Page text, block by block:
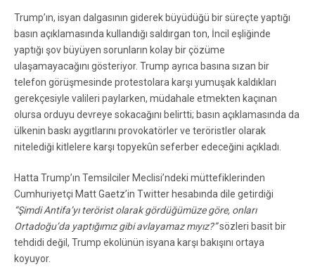
Trump’ın, isyan dalgasının giderek büyüdüğü bir süreçte yaptığı
basın açıklamasında kullandığı saldırgan ton, İncil eşliğinde
yaptığı şov büyüyen sorunların kolay bir çözüme
ulaşamayacağını gösteriyor. Trump ayrıca basına sızan bir
telefon görüşmesinde protestolara karşı yumuşak kaldıkları
gerekçesiyle valileri paylarken, müdahale etmekten kaçınan
olursa orduyu devreye sokacağını belirtti; basın açıklamasında da
ülkenin baskı aygıtlarını provokatörler ve teröristler olarak
nitelediği kitlelere karşı topyekûn seferber edeceğini açıkladı.
Hatta Trump’ın Temsilciler Meclisi’ndeki müttefiklerinden
Cumhuriyetçi Matt Gaetz’in Twitter hesabında dile getirdiği
“Şimdi Antifa’yı terörist olarak gördüğümüze göre, onları
Ortadoğu’da yaptığımız gibi avlayamaz mıyız?”sözleri basit bir
tehdidi değil, Trump ekolünün isyana karşı bakışını ortaya
koyuyor.